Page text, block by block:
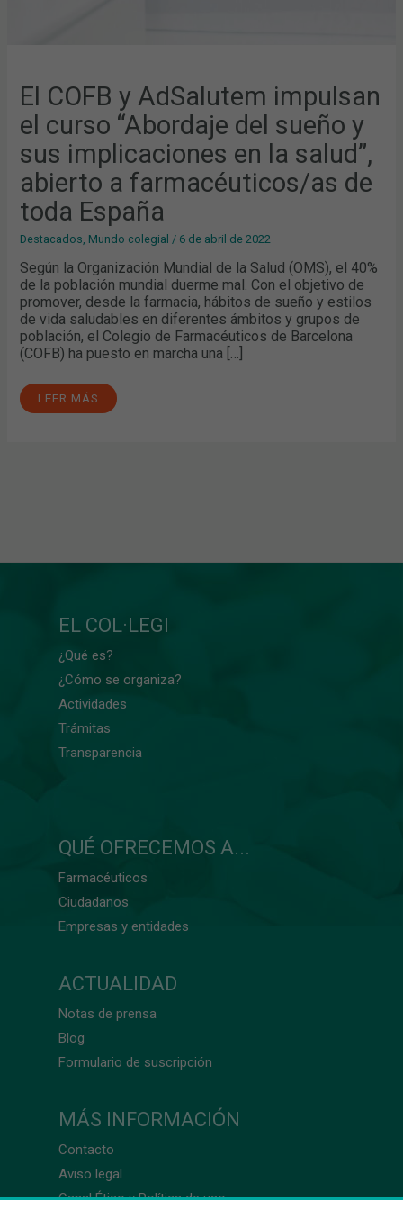
El COFB y AdSalutem impulsan
el curso “Abordaje del sueño y
sus implicaciones en la salud”,
abierto a farmacéuticos/as de
toda España
Destacados, Mundo colegial / 6 de abril de 2022
Según la Organización Mundial de la Salud (OMS), el 40%
de la población mundial duerme mal. Con el objetivo de
promover, desde la farmacia, hábitos de sueño y estilos
de vida saludables en diferentes ámbitos y grupos de
población, el Colegio de Farmacéuticos de Barcelona
(COFB) ha puesto en marcha una […]
LEER MÁS
EL COL·LEGI
¿Qué es?
¿Cómo se organiza?
Actividades
Trámitas
Transparencia
QUÉ OFRECEMOS A...
Farmacéuticos
Ciudadanos
Empresas y entidades
ACTUALIDAD
Notas de prensa
Blog
Formulario de suscripción
MÁS INFORMACIÓN
Contacto
Aviso legal
Canal Ético y Política de uso